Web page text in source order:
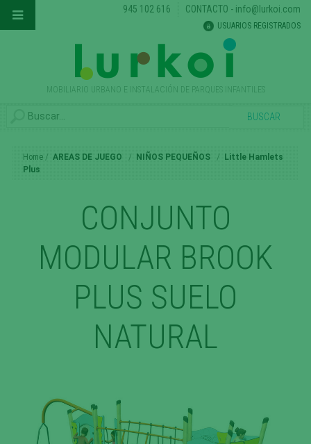
MOBILIARIO URBANO E INSTALACIÓN DE PARQUES INFANTILES
945 102 616 CONTACTO - info@lurkoi.com
USUARIOS REGISTRADOS
Home AREAS DE JUEGO NIÑOS PEQUEÑOS
Little Hamlets
Plus
CONJUNTO
MODULAR BROOK
PLUS SUELO
NATURAL